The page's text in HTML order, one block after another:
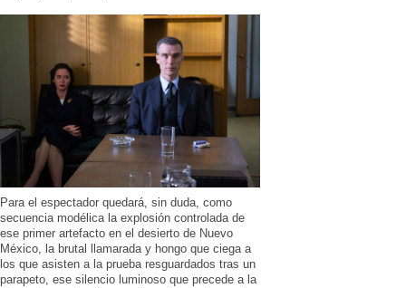
Para el espectador quedará, sin duda, como
secuencia modélica la explosión controlada de
ese primer artefacto en el desierto de Nuevo
México, la brutal llamarada y hongo que ciega a
los que asisten a la prueba resguardados tras un
parapeto, ese silencio luminoso que precede a la